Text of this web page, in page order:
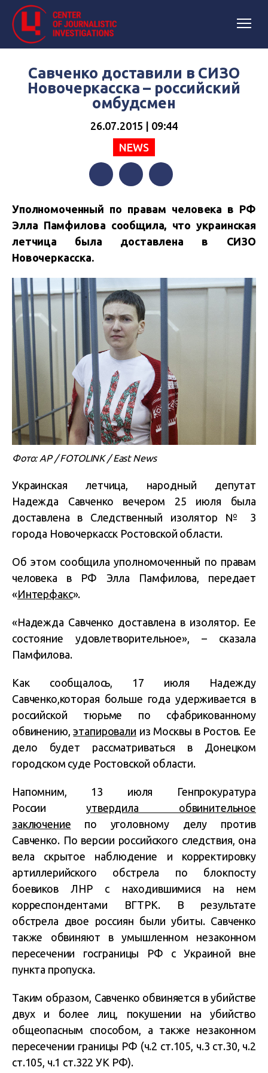
Савченко доставили в СИЗО
Новочеркасска – российский
омбудсмен
26.07.2015 | 09:44
NEWS
Уполномоченный по правам человека в РФ
Элла Памфилова сообщила, что украинская
летчица была доставлена в СИЗО
Новочеркасска.
Фото: AP / FOTOLINK / East News
Украинская летчица, народный депутат
Надежда Савченко вечером 25 июля была
доставлена в Следственный изолятор № 3
города Новочеркасск Ростовской области.
Об этом сообщила уполномоченный по правам
человека в РФ Элла Памфилова, передает
«Интерфакс».
«Надежда Савченко доставлена в изолятор. Ее
состояние удовлетворительное», – сказала
Памфилова.
Как сообщалось, 17 июля Надежду
Савченко,которая больше года удерживается в
российской тюрьме по сфабрикованному
обвинению,этапировали из Москвы в Ростов. Ее
дело будет рассматриваться в Донецком
городском суде Ростовской области.
Напомним, 13 июля Генпрокуратура
Россииутвердила обвинительное
заключение по уголовному делу против
Савченко. По версии российского следствия, она
вела скрытое наблюдение и корректировку
артиллерийского обстрела по блокпосту
боевиков ЛНР с находившимися на нем
корреспондентами ВГТРК. В результате
обстрела двое россиян были убиты. Савченко
также обвиняют в умышленном незаконном
пересечении госграницы РФ с Украиной вне
пункта пропуска.
Таким образом, Савченко обвиняется в убийстве
двух и более лиц, покушении на убийство
общеопасным способом, а также незаконном
пересечении границы РФ (ч.2 ст.105, ч.3 ст.30, ч.2
ст.105, ч.1 ст.322 УК РФ).